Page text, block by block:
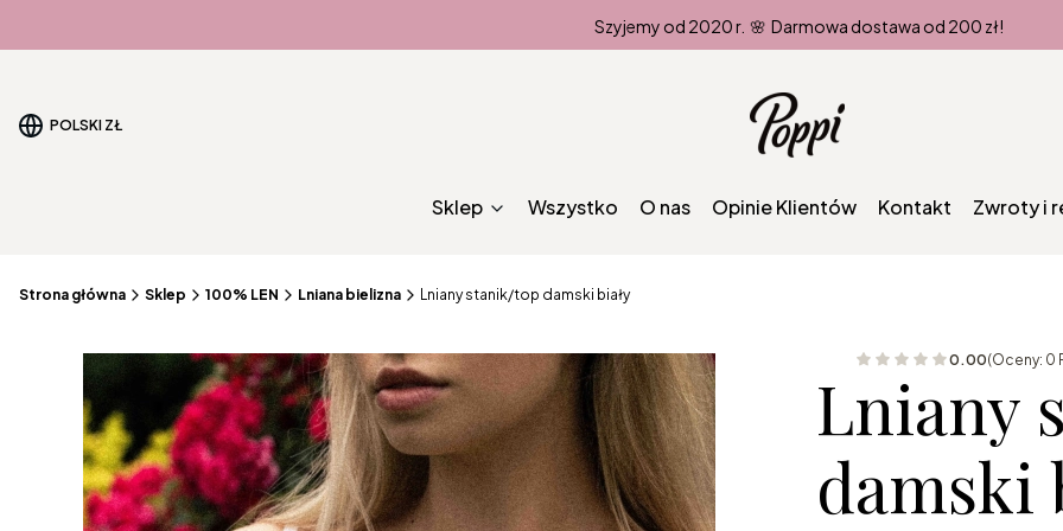
Szyjemy od 2020 r. 🌸 Darmowa dostawa od 200 zł!
POLSKI ZŁ
Sklep Wszystko O nas Opinie Klientów Kontakt Zwroty i
Strona główna Sklep 100% LEN Lniana bielizna Lniany stanik/top damski biały
0.00(Oceny: 0
Lniany
damski